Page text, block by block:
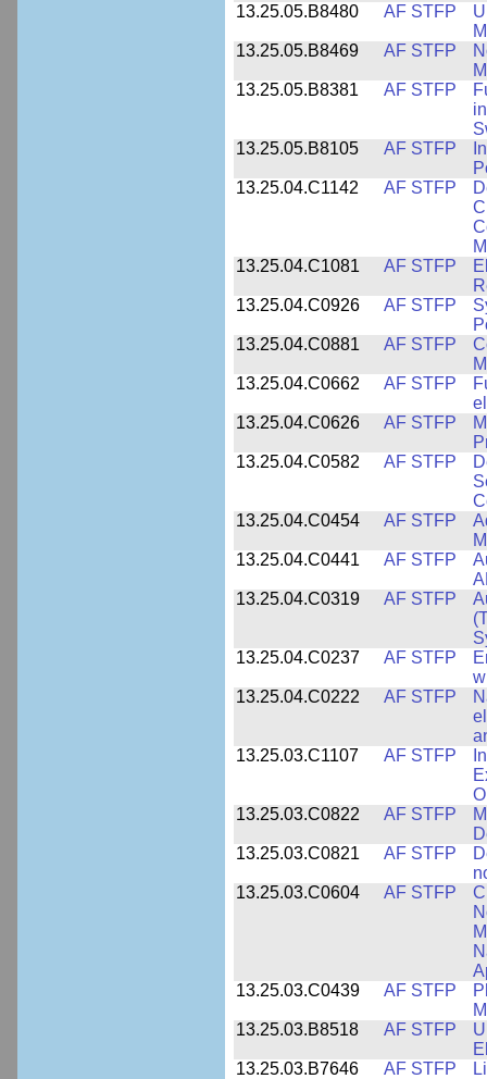
13.25.05.B8480 AF STFP
13.25.05.B8469
AF STFP
13.25.05.B8381
AF STFP
13.25.05.B8105
AF STFP
13.25.04.C1142
AF STFP
13.25.04.C1081
AF STFP
13.25.04.C0926
AF STFP
13.25.04.C0881
AF STFP
13.25.04.C0662
AF STFP
13.25.04.C0626
AF STFP
13.25.04.C0582
AF STFP
13.25.04.C0454
AF STFP
13.25.04.C0441
AF STFP
13.25.04.C0319
AF STFP
13.25.04.C0237
AF STFP
13.25.04.C0222
AF STFP
13.25.03.C1107
AF STFP
13.25.03.C0822
AF STFP
13.25.03.C0821
AF STFP
13.25.03.C0604
AF STFP
13.25.03.C0439
AF STFP
13.25.03.B8518
AF STFP
13.25.03.B7646
AF STFP